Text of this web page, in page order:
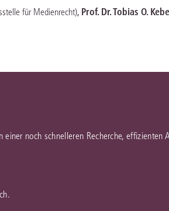
für Medienrecht), Prof. Dr. Tobias O.
noch schnelleren Recherche, effizienten